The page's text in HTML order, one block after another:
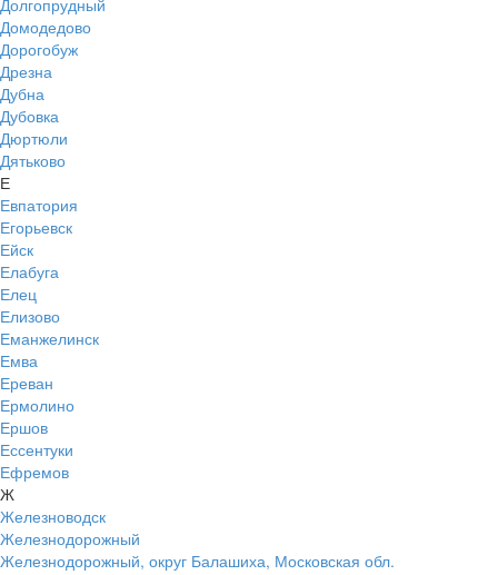
Долгопрудный
Домодедово
Дорогобуж
Дрезна
Дубна
Дубовка
Дюртюли
Дятьково
Е
Евпатория
Егорьевск
Ейск
Елабуга
Елец
Елизово
Еманжелинск
Емва
Ереван
Ермолино
Ершов
Ессентуки
Ефремов
Ж
Железноводск
Железнодорожный
Железнодорожный, округ Балашиха, Московская обл.